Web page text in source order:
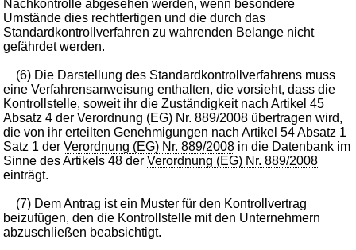
Nachkontrolle abgesehen werden, wenn besondere
Umstände dies rechtfertigen und die durch das
Standardkontrollverfahren zu wahrenden Belange nicht
gefährdet werden.
(6) Die Darstellung des Standardkontrollverfahrens muss
eine Verfahrensanweisung enthalten, die vorsieht, dass die
Kontrollstelle, soweit ihr die Zuständigkeit nach Artikel 45
Absatz 4 derVerordnung (EG) Nr. 889/2008 übertragen wird,
die von ihr erteilten Genehmigungen nach Artikel 54 Absatz 1
Satz 1 derVerordnung (EG) Nr. 889/2008 in die Datenbank im
Sinne des Artikels 48 derVerordnung (EG) Nr. 889/2008
einträgt.
(7) Dem Antrag ist ein Muster für den Kontrollvertrag
beizufügen, den die Kontrollstelle mit den Unternehmern
abzuschließen beabsichtigt.